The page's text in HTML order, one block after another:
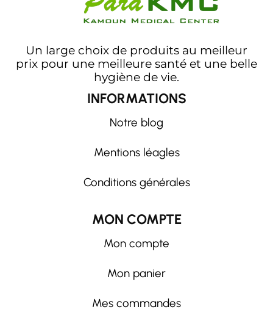
Un large choix de produits au meilleur
prix pour une meilleure santé et une belle
hygiène de vie.
INFORMATIONS
Notre blog
Mentions léagles
Conditions générales
MON COMPTE
Mon compte
Mon panier
Mes commandes